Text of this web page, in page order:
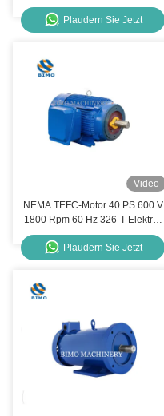
0,75kw-11kw 15PS 10PS 30PS
1400rpm 2800rpm
Plaudern Sie Jetzt
Video
NEMA TEFC-Motor 40 PS 600 V
1800 Rpm 60 Hz 326-T Elektro-
Wechselstrommotor 3 Phase
Plaudern Sie Jetzt